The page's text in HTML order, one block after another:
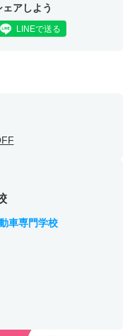
アしよう
LINEで送る
車専門学校